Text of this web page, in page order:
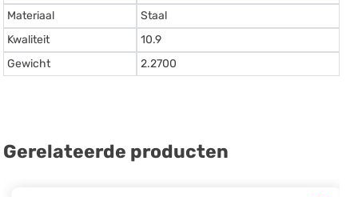
Materiaal
Staal
Kwaliteit
10.9
Gewicht
2.2700
Gerelateerde producten